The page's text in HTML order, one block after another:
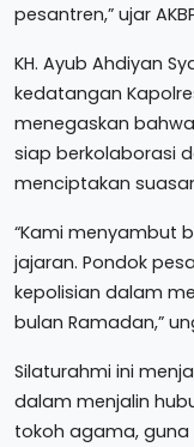
pesantren,” ujar
KH. Ayub Ahdiyan
kedatangan
menegaskan bahwa
siap berkolaborasi
menciptakan
“Kami menyambut
jajaran. Pondok
kepolisian dalam
bulan Ramadan,”
Silaturahmi ini
dalam menjalin
tokoh agama,